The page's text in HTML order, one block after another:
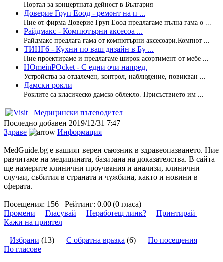
Портал за концертната дейност в България
Доверие Груп Еоод - ремонт на п ...
Ние от фирма Доверие Груп Еоод предлагаме пълна гама о ...
Райдмакс - Компютърни аксесоа ...
Райдмакс предлага гама от компютърни аксесоари.Компют ...
ТИНГ6 - Кухни по ваш дизайн в Бу ...
Ние проектираме и предлагаме широк асортимент от мебе ...
HOmeinPOcket - С едни очи напред.
Устройства за отдалечен, контрол, наблюдение, повикван ...
Дамски рокли
Роклите са класическо дамско облекло. Присъствието им ...
Медицински пътеводител
Последно добавен 2019/12/31 7:47
Здраве
Информация
MedGuide.bg е вашият верен съюзник в здравеопазването. Ние
разчитаме на медицината, базирана на доказателства. В сайта
ще намерите клинични проучвания и анализи, клинични
случаи, събития в страната и чужбина, както и новини в
сферата.
Посещения: 156 Рейтинг: 0.00 (0 гласа)
Промени
Гласувай Неработещ линк?
Принтирай
Кажи на приятел
Избрани (13) С обратна връзка (6) По посещения
По гласове